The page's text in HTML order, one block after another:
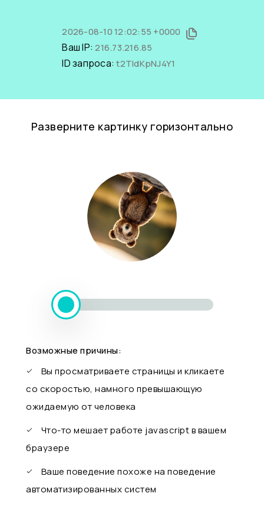
2026-08-10 12:02:55 +0000
Ваш IP:216.73.216.85
ID запроса:t2TIdKpNJ4Y1
Разверните картинку горизонтально
Возможные причины:
Вы просматриваете страницы и кликаете
со скоростью, намного превышающую
ожидаемую от человека
Что-то мешает работе javascript в вашем
браузере
Ваше поведение похоже на поведение
автоматизированных систем